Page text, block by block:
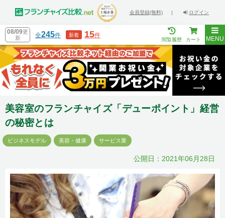
会員登録(無料) | ログイン
08/09更
新
全245件 新着 15件
閲覧履歴 カート MENU
美容室のフランチャイズ「デューポイント」経営
の秘密とは
ビジネスモデル 美容・健康 サービス業
公開日：2021年06月28日